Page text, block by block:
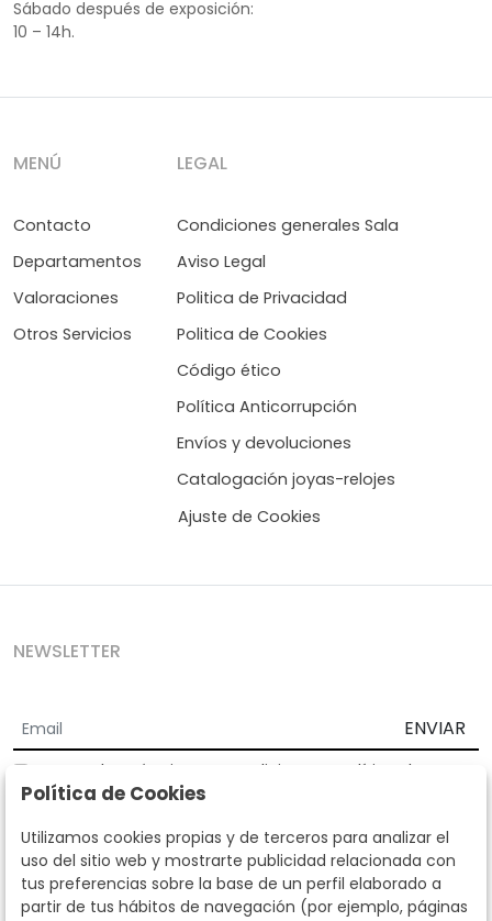
Sábado después de exposición:
10 – 14h.
MENÚ
Contacto
Departamentos
Valoraciones
Otros Servicios
LEGAL
Condiciones generales Sala
Aviso Legal
Politica de Privacidad
Politica de Cookies
Código ético
Política Anticorrupción
Envíos y devoluciones
Catalogación joyas-relojes
Ajuste de Cookies
NEWSLETTER
ENVIAR
Acepto los Términos y Condiciones
Política de
privacidad
Según la LOPD y disposiciones de desarrollo, informamos que sus
datos personales serán tratados por parte de Subastas Segre con la
finalidad de gestionar la relación comercial. Puede ejercitar los
derechos de acceso, rectificación, cancelación, oposición y demás
derechos en los términos establecidos en la normativa vigente
Política de Cookies
Utilizamos cookies propias y de terceros para analizar el
uso del sitio web y mostrarte publicidad relacionada con
tus preferencias sobre la base de un perfil elaborado a
partir de tus hábitos de navegación (por ejemplo, páginas